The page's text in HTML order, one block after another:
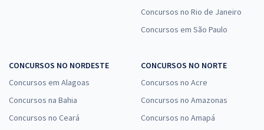
Concursos no Rio de Janeiro
Concursos em São Paulo
CONCURSOS NO NORDESTE
Concursos em Alagoas
Concursos na Bahia
Concursos no Ceará
CONCURSOS NO NORTE
Concursos no Acre
Concursos no Amazonas
Concursos no Amapá